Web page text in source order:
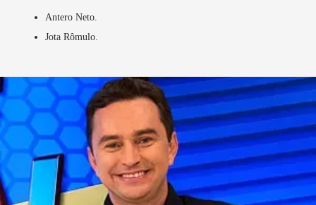
Antero Neto.
Jota Rômulo.